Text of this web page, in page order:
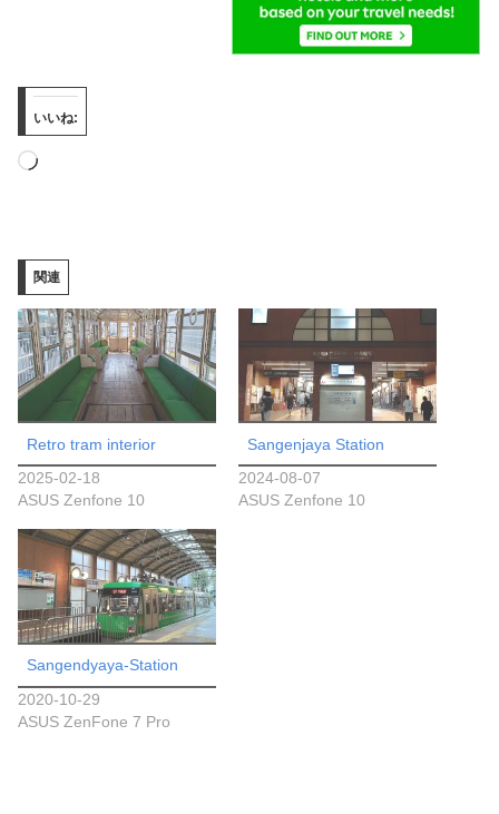
いいね:
読
み
中…
関連
Retro tram interior
2025-02-18
ASUS Zenfone 10
Sangenjaya Station
2024-08-07
ASUS Zenfone 10
Sangendyaya-Station
2020-10-29
ASUS ZenFone 7 Pro